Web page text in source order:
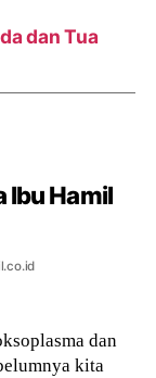
dan Tua
Ibu Hamil
dan
kita